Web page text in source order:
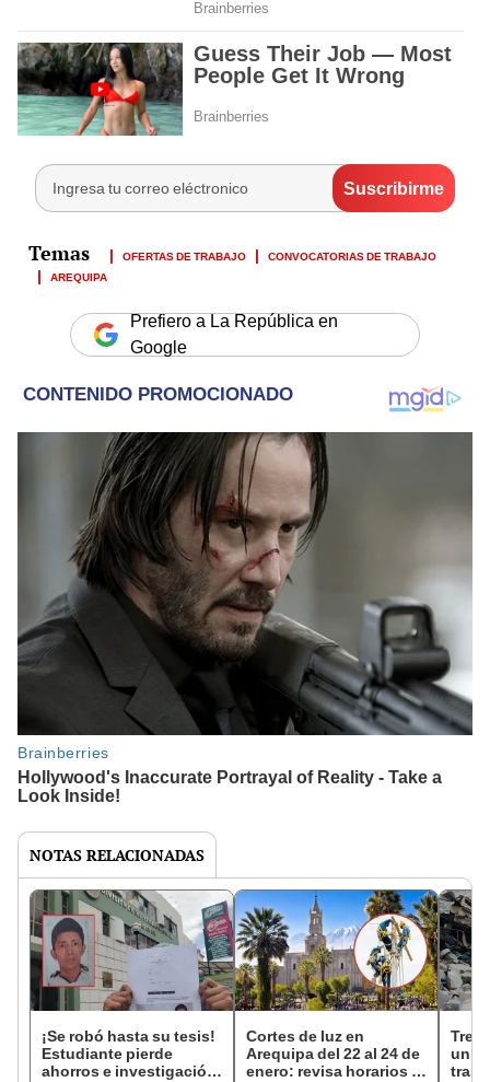
OFERTAS DE TRABAJO
CONVOCATORIAS DE TRABAJO
AREQUIPA
Prefiero a La República en
Google
NOTAS RELACIONADAS
¡Se robó hasta su tesis!
Estudiante pierde
ahorros e investigación
Cortes de luz en
Arequipa del 22 al 24 de
enero: revisa horarios y
Tren
un
tras